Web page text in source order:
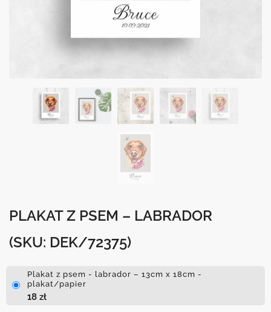
PLAKAT Z PSEM – LABRADOR
(SKU: DEK/72375)
Plakat z psem - labrador – 13cm x 18cm -
plakat/papier
18 zł